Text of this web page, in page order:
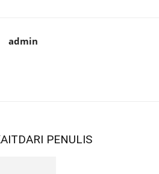
admin
DARI PENULIS